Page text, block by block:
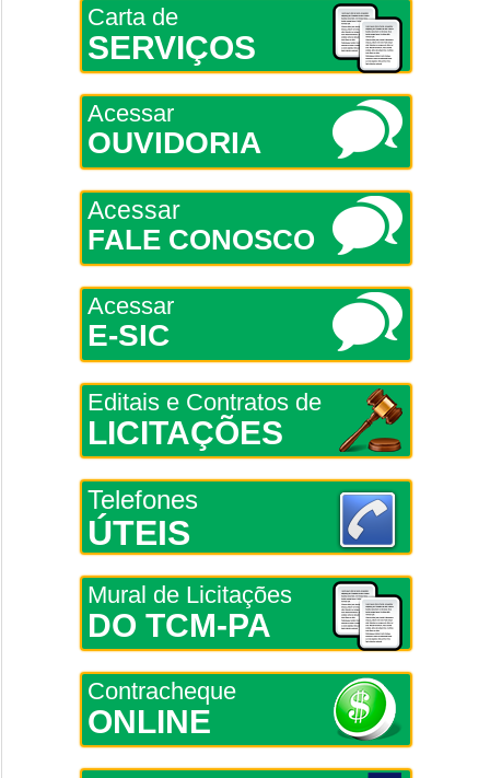
Carta de
SERVIÇOS
Acessar
OUVIDORIA
Acessar
FALE CONOSCO
Acessar
E-SIC
Editais e Contratos de
LICITAÇÕES
Telefones
ÚTEIS
Mural de Licitações
DO TCM-PA
Contracheque
ONLINE